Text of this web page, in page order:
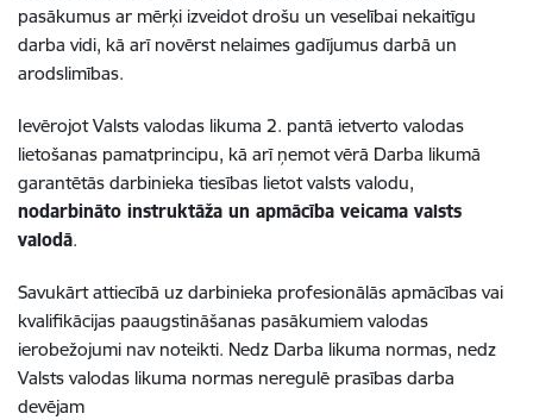
pasākumus ar mērķi izveidot drošu un veselībai nekaitīgu
darba vidi, kā arī novērst nelaimes gadījumus darbā un
arodslimības.
Ievērojot Valsts valodas likuma 2. pantā ietverto valodas
lietošanas pamatprincipu, kā arī ņemot vērā Darba likumā
garantētās darbinieka tiesības lietot valsts valodu,
nodarbināto instruktāža un apmācība veicama valsts
valodā.
Savukārt attiecībā uz darbinieka profesionālās apmācības vai
kvalifikācijas paaugstināšanas pasākumiem valodas
ierobežojumi nav noteikti. Nedz Darba likuma normas, nedz
Valsts valodas likuma normas neregulē prasības darba
devējam